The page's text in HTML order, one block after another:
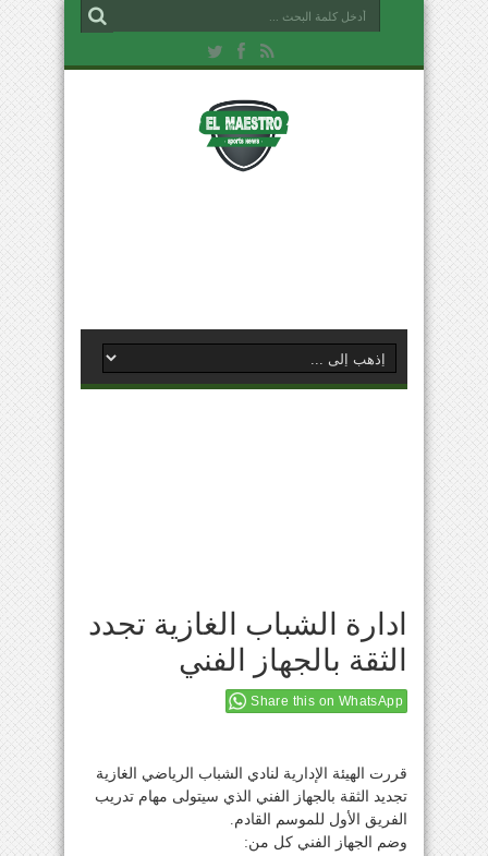
ادارة الشباب الغازية تجدد
الثقة بالجهاز الفني
Share this on WhatsApp
قررت الهيئة الإدارية لنادي الشباب الرياضي الغازية
تجديد الثقة بالجهاز الفني الذي سيتولى مهام تدريب
الفريق الأول للموسم القادم.
وضم الجهاز الفني كل من: